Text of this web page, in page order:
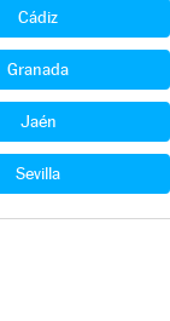
Cádiz
Granada
Jaén
Sevilla